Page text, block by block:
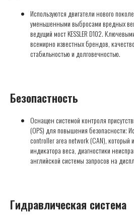
Используются двигатели нового
уменьшенными выбросами вредных
ведущий мост KESSLER D102.
всемирно известных брендов,
стабильностью и долговечностью.
Безопастность
Оснащен системой контроля
(OPS) для повышения безопасности;
controller area network (CAN), который
индикатора веса, диагностики
английской системы запросов на
Гидравлическая система